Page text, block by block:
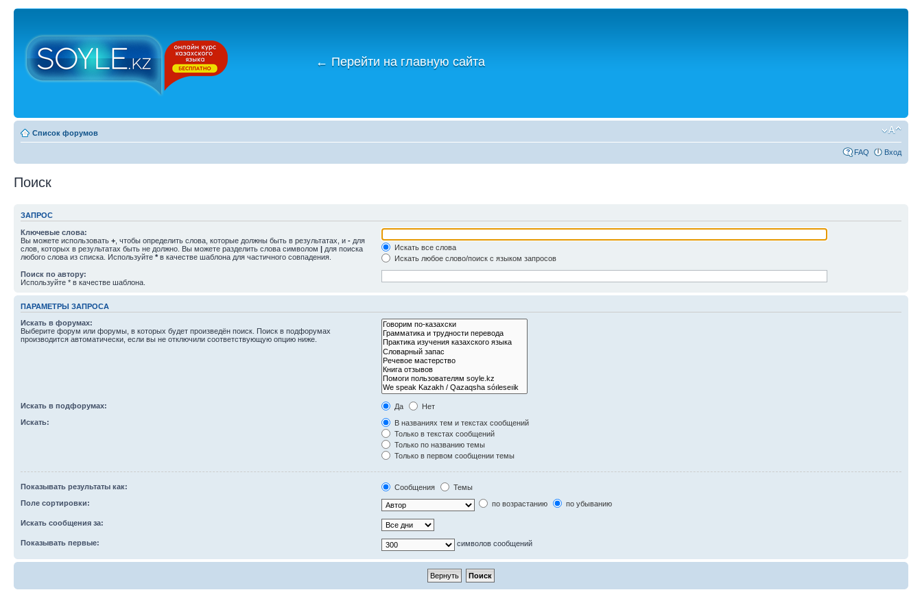
← Перейти на главную сайта
Список форумов
FAQ Вход
Поиск
ЗАПРОС
Ключевые слова:
Вы можете использовать + , чтобы определить слова, которые должны быть в результатах, и - для
слов, которых в результатах быть не должно. Вы можете разделить слова символом | для поиска
любого слова из списка. Используйте * в качестве шаблона для частичного совпадения.
Искать все слова
Искать любое слово/поиск с языком запросов
Поиск по автору:
Используйте * в качестве шаблона.
ПАРАМЕТРЫ ЗАПРОСА
Искать в форумах:
Выберите форум или форумы, в которых будет произведён поиск. Поиск в подфорумах
производится автоматически, если вы не отключили соответствующую опцию ниже.
Искать в подфорумах: Да
Нет
Искать:
В названиях тем и текстах сообщений
Только в текстах сообщений
Только по названию темы
Только в первом сообщении темы
Показывать результаты как: Сообщения
Темы
Поле сортировки:
по возрастанию по убыванию
Искать сообщения за:
Показывать первые: символов сообщений